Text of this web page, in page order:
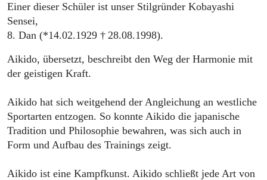
Einer dieser Schüler ist unser Stilgründer Kobayashi
Sensei,
8. Dan (*14.02.1929 † 28.08.1998).
Aikido, übersetzt, beschreibt den Weg der Harmonie mit
der geistigen Kraft.
Aikido hat sich weitgehend der Angleichung an westliche
Sportarten entzogen. So konnte Aikido die japanische
Tradition und Philosophie bewahren, was sich auch in
Form und Aufbau des Trainings zeigt.
Aikido ist eine Kampfkunst. Aikido schließt jede Art von